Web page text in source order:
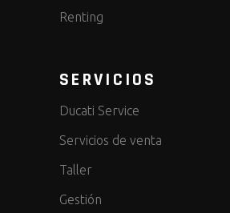
Renting
SERVICIOS
Ducati Service
Servicios de venta
Taller
Gestión